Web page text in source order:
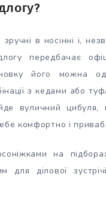
зручні в носінні і,
передбачає
його можна
з кедами або
вуличний цибуля,
комфортно і
на
для ділової